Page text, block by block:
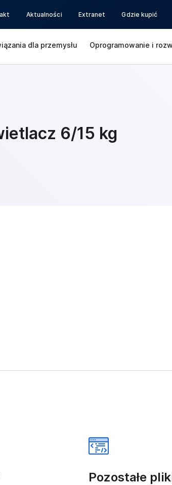
Aktualności Extranet Gdzie kupić
dla przemysłu Oprogramowanie i
6/15 kg
Pozostałe